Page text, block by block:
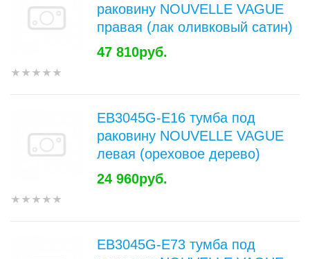
раковину NOUVELLE VAGUE
правая (лак оливковый сатин)
47 810руб.
EB3045G-E16 тумба под
раковину NOUVELLE VAGUE
левая (ореховое дерево)
24 960руб.
EB3045G-E73 тумба под